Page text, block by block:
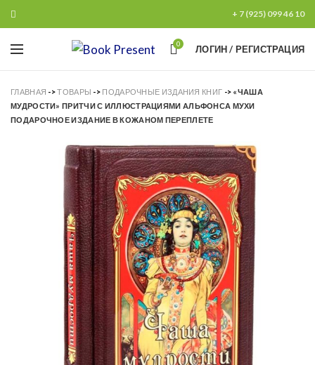
+ 7 (925) 099 46 10
0 ЛОГИН / РЕГИСТРАЦИЯ
ГЛАВНАЯ ->ТОВАРЫ -> ПОДАРОЧНЫЕ ИЗДАНИЯ КНИГ -> «ЧАША
МУДРОСТИ» ПРИТЧИ С ИЛЛЮСТРАЦИЯМИ АЛЬФОНСА МУХИ
ПОДАРОЧНОЕ ИЗДАНИЕ В КОЖАНОМ ПЕРЕПЛЕТЕ